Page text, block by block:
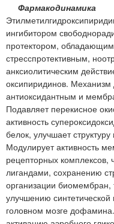
Фармакодинамика
ингибитором
протектором, обладающим
стресспротективным,
анксиолитическим
оксипиридинов. Механизм
антиоксидантным и
Подавляет перекисное
активность
белок, улучшает
Модулирует активность
рецепторных комплексов,
лигандами, сохранению
организации биомембран,
улучшению
головном мозге